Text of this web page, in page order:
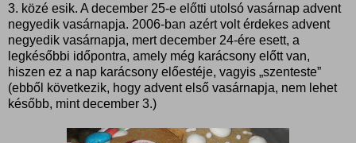
3. közé esik. A december 25-e előtti utolsó vasárnap advent
negyedik vasárnapja. 2006-ban azért volt érdekes advent
negyedik vasárnapja, mert december 24-ére esett, a
legkésőbbi időpontra, amely még karácsony előtt van,
hiszen ez a nap karácsony előestéje, vagyis „szenteste”
(ebből következik, hogy advent első vasárnapja, nem lehet
később, mint december 3.)